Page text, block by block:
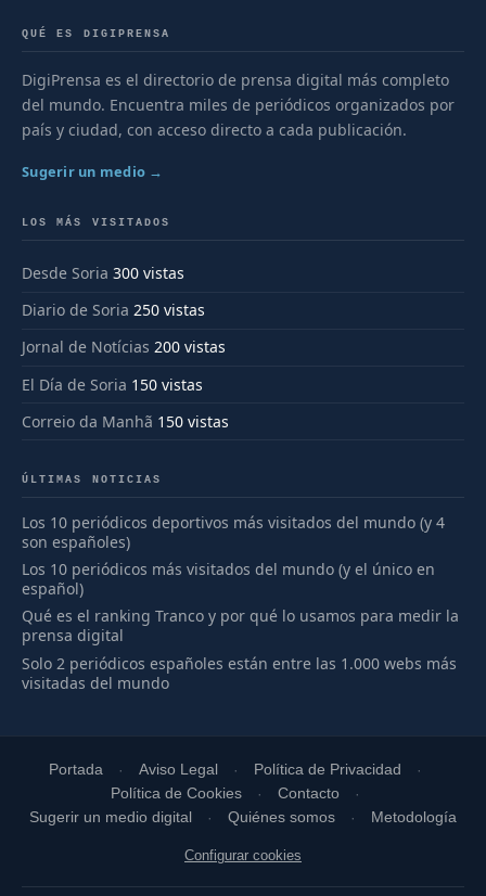
QUÉ ES DIGIPRENSA
DigiPrensa es el directorio de prensa digital más completo
del mundo. Encuentra miles de periódicos organizados por
país y ciudad, con acceso directo a cada publicación.
Sugerir un medio →
LOS MÁS VISITADOS
Desde Soria 300 vistas
Diario de Soria 250 vistas
Jornal de Notícias 200 vistas
El Día de Soria 150 vistas
Correio da Manhã 150 vistas
ÚLTIMAS NOTICIAS
Los 10 periódicos deportivos más visitados del mundo (y 4
son españoles)
Los 10 periódicos más visitados del mundo (y el único en
español)
Qué es el ranking Tranco y por qué lo usamos para medir la
prensa digital
Solo 2 periódicos españoles están entre las 1.000 webs más
visitadas del mundo
Portada Aviso Legal
Política de Privacidad
Política de Cookies
Contacto
Sugerir un medio digital
Quiénes somos Metodología
Configurar cookies